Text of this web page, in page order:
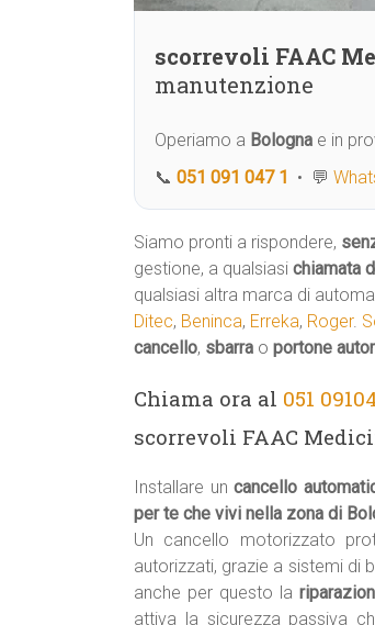
scorrevoli FAAC
manutenzione
Operiamo a Bologna e in
📞 051 091 047 1 • 💬
Siamo pronti a rispondere,
gestione, a qualsiasi chiamata
qualsiasi altra marca di
Ditec, Beninca, Erreka, Roger.
cancello, sbarra o portone
Chiama ora al 051
scorrevoli FAAC
Installare uncancello
per te che vivi nella zona di
Un cancello motorizzato
autorizzati, grazie a sistemi di
anche per questo la
attiva la sicurezza passiva